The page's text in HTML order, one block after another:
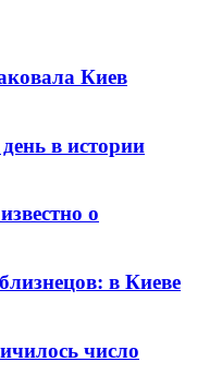
Киев
в истории
о
в Киеве
число